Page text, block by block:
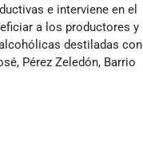
e interviene en el
a los productores y
destiladas con
Pérez Zeledón, Barrio